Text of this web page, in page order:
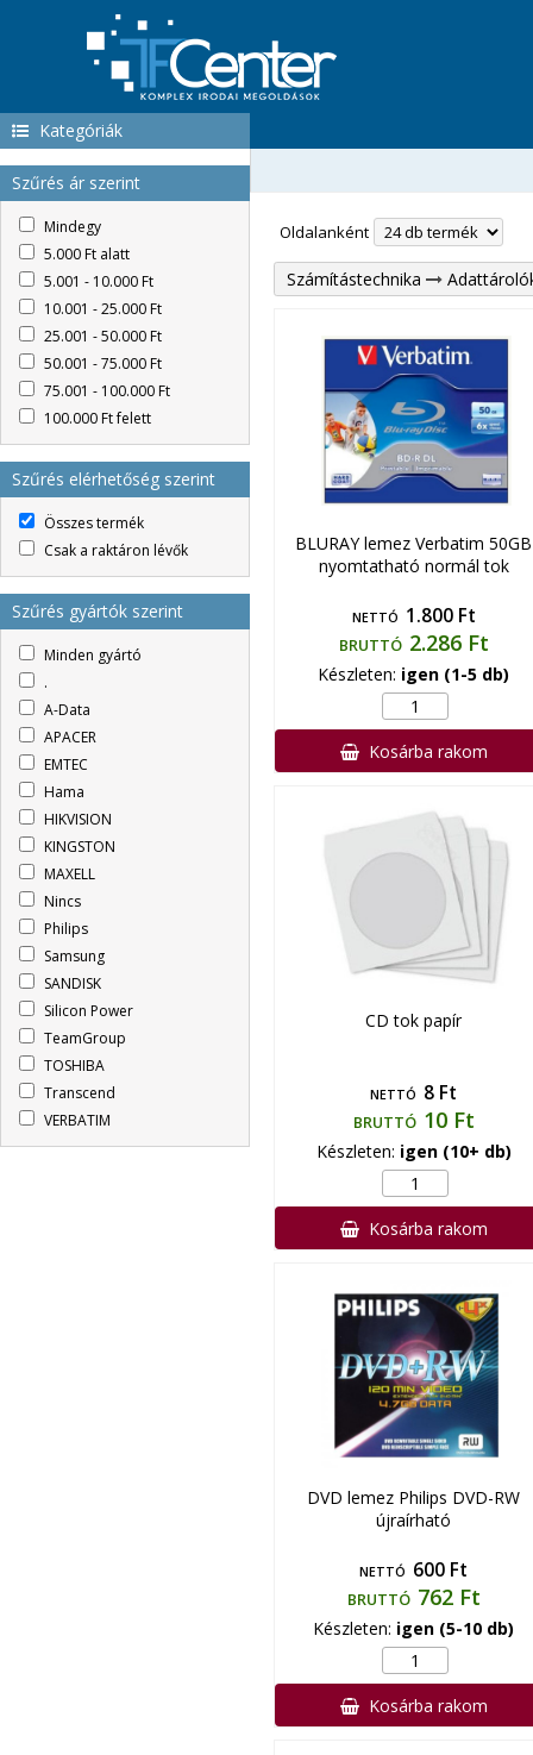
Kategóriák
Szűrés ár szerint
Mindegy
5.000 Ft alatt
5.001 - 10.000 Ft
10.001 - 25.000 Ft
25.001 - 50.000 Ft
50.001 - 75.000 Ft
75.001 - 100.000 Ft
100.000 Ft felett
Szűrés elérhetőség szerint
Összes termék
Csak a raktáron lévők
Szűrés gyártók szerint
Minden gyártó
.
A-Data
APACER
EMTEC
Hama
HIKVISION
KINGSTON
MAXELL
Nincs
Philips
Samsung
SANDISK
Silicon Power
TeamGroup
TOSHIBA
Transcend
VERBATIM
Oldalanként
Számítástechnika
BLURAY lemez Verbatim 50GB
nyomtatható normál tok
NETTÓ 1.800 Ft
BRUTTÓ 2.286 Ft
Készleten: igen (1-5 db)
Kosárba rakom
CD tok papír
NETTÓ 8 Ft
BRUTTÓ 10 Ft
Készleten: igen (10+ db)
Kosárba rakom
DVD lemez Philips DVD-RW
újraírható
NETTÓ 600 Ft
BRUTTÓ 762 Ft
Készleten: igen (5-10 db)
Kosárba rakom